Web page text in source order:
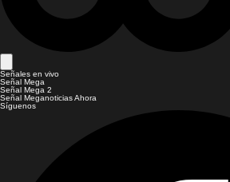
Señales en vivo
Señal Mega
Señal Mega 2
Señal Meganoticias Ahora
Síguenos